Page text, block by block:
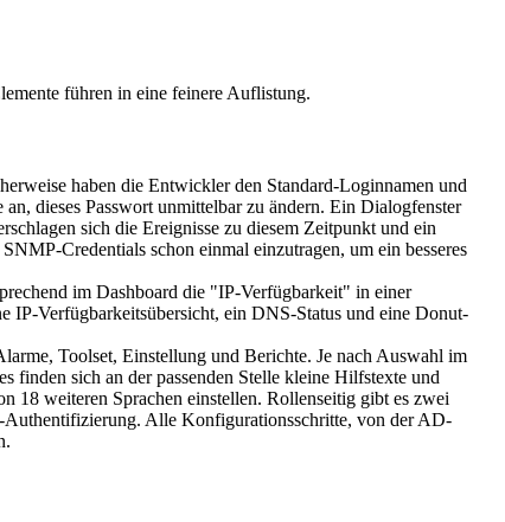
führen in eine feinere Auflistung.
haben die Entwickler den Standard-Loginnamen und
dieses Passwort unmittelbar zu ändern. Ein Dialogfenster
sich die Ereignisse zu diesem Zeitpunkt und ein
Credentials schon einmal einzutragen, um ein besseres
im Dashboard die "IP-Verfügbarkeit" in einer
IP-Verfügbarkeitsübersicht, ein DNS-Status und eine Donut-
Toolset, Einstellung und Berichte. Je nach Auswahl im
finden sich an der passenden Stelle kleine Hilfstexte und
18 weiteren Sprachen einstellen. Rollenseitig gibt es zwei
Authentifizierung. Alle Konfigurationsschritte, von der AD-